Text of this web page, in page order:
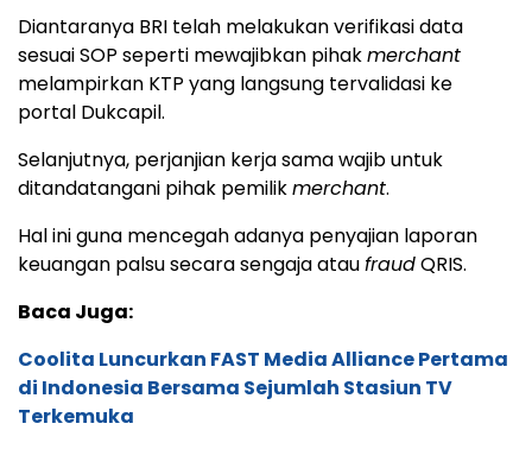
Diantaranya BRI telah melakukan verifikasi data
sesuai SOP seperti mewajibkan pihakmerchant
melampirkan KTP yang langsung tervalidasi ke
portal Dukcapil.
Selanjutnya, perjanjian kerja sama wajib untuk
ditandatangani pihak pemilikmerchant.
Hal ini guna mencegah adanya penyajian laporan
keuangan palsu secara sengaja ataufraudQRIS.
Baca Juga:
Coolita Luncurkan FAST Media Alliance Pertama
di Indonesia Bersama Sejumlah Stasiun TV
Terkemuka